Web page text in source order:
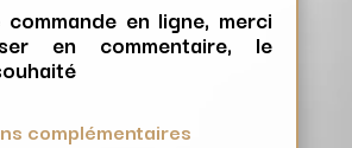
en ligne, merci
en commentaire, le
complémentaires